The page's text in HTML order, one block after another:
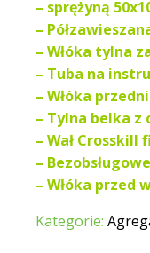
– sprężyną
–
– Włóka tylna
– Tuba na
– Włóka
– Tylna belka z
– Wał Crosskill
–
– Włóka przed
Kategorie: